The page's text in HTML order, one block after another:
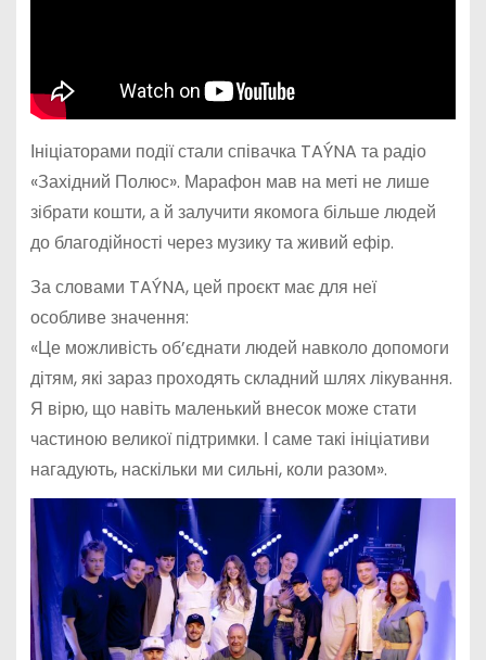
Ініціаторами події стали співачка TAÝNA та радіо
«Західний Полюс». Марафон мав на меті не лише
зібрати кошти, а й залучити якомога більше людей
до благодійності через музику та живий ефір.
За словами TAÝNA, цей проєкт має для неї
особливе значення:
«Це можливість об’єднати людей навколо допомоги
дітям, які зараз проходять складний шлях лікування.
Я вірю, що навіть маленький внесок може стати
частиною великої підтримки. І саме такі ініціативи
нагадують, наскільки ми сильні, коли разом».